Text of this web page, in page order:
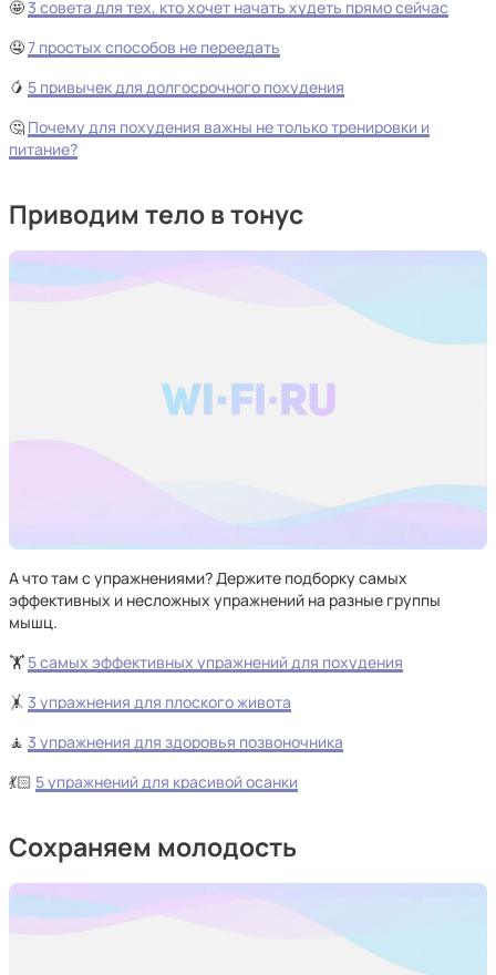
🤩 3 совета для тех, кто хочет начать худеть прямо сейчас
🤤7 простых способов не переедать
🥭 5 привычек для долгосрочного похудения
🤔 Почему для похудения важны не только тренировки и
питание?
Приводим тело в тонус
А что там с упражнениями? Держите подборку самых
эффективных и несложных упражнений на разные группы
мышц.
🏋️ 5 самых эффективных упражнений для похудения
🤸 3 упражнения для плоского живота
🧘 3 упражнения для здоровья позвоночника
💃🏻 5 упражнений для красивой осанки
Сохраняем молодость